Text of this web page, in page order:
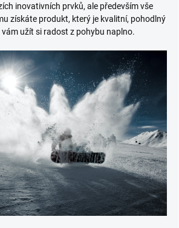
inovativních prvků, ale především vše
získáte produkt, který je kvalitní, pohodlný
užít si radost z pohybu naplno.